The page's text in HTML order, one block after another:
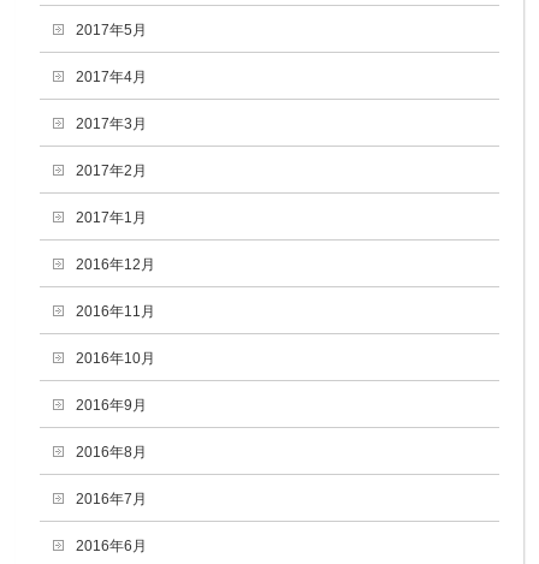
2017年5月
2017年4月
2017年3月
2017年2月
2017年1月
2016年12月
2016年11月
2016年10月
2016年9月
2016年8月
2016年7月
2016年6月